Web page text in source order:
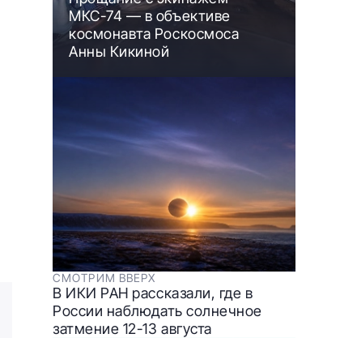
МКС-74 — в объективе
космонавта Роскосмоса
Анны Кикиной
СМОТРИМ ВВЕРХ
В ИКИ РАН рассказали, где в
России наблюдать солнечное
затмение 12-13 августа